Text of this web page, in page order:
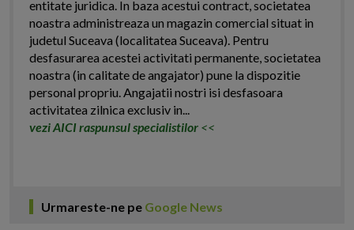
entitate juridica. In baza acestui contract, societatea
noastra administreaza un magazin comercial situat in
judetul Suceava (localitatea Suceava). Pentru
desfasurarea acestei activitati permanente, societatea
noastra (in calitate de angajator) pune la dispozitie
personal propriu. Angajatii nostri isi desfasoara
activitatea zilnica exclusiv in...
vezi AICI raspunsul specialistilor <<
Urmareste-ne pe Google News